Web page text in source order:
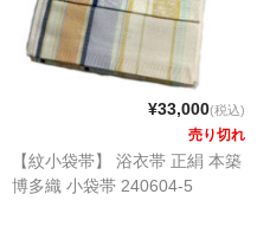
¥33,000(税込)
売り切れ
【紋小袋帯】 浴衣帯 正絹 本築
博多織 小袋帯 240604-5